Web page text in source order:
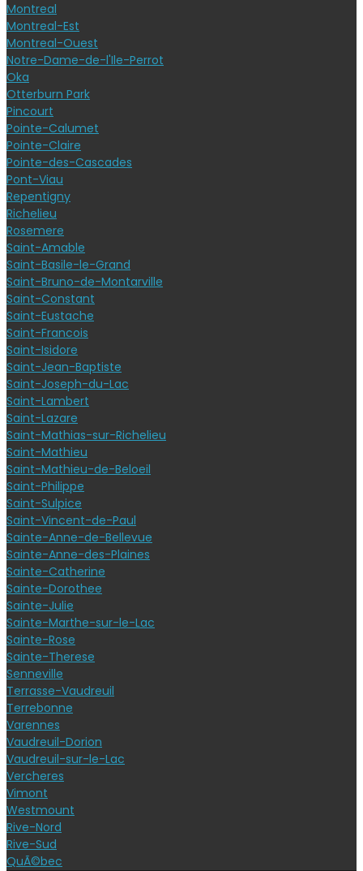
Montreal
Montreal-Est
Montreal-Ouest
Notre-Dame-de-l'Ile-Perrot
Oka
Otterburn Park
Pincourt
Pointe-Calumet
Pointe-Claire
Pointe-des-Cascades
Pont-Viau
Repentigny
Richelieu
Rosemere
Saint-Amable
Saint-Basile-le-Grand
Saint-Bruno-de-Montarville
Saint-Constant
Saint-Eustache
Saint-Francois
Saint-Isidore
Saint-Jean-Baptiste
Saint-Joseph-du-Lac
Saint-Lambert
Saint-Lazare
Saint-Mathias-sur-Richelieu
Saint-Mathieu
Saint-Mathieu-de-Beloeil
Saint-Philippe
Saint-Sulpice
Saint-Vincent-de-Paul
Sainte-Anne-de-Bellevue
Sainte-Anne-des-Plaines
Sainte-Catherine
Sainte-Dorothee
Sainte-Julie
Sainte-Marthe-sur-le-Lac
Sainte-Rose
Sainte-Therese
Senneville
Terrasse-Vaudreuil
Terrebonne
Varennes
Vaudreuil-Dorion
Vaudreuil-sur-le-Lac
Vercheres
Vimont
Westmount
Rive-Nord
Rive-Sud
QuÃ©bec